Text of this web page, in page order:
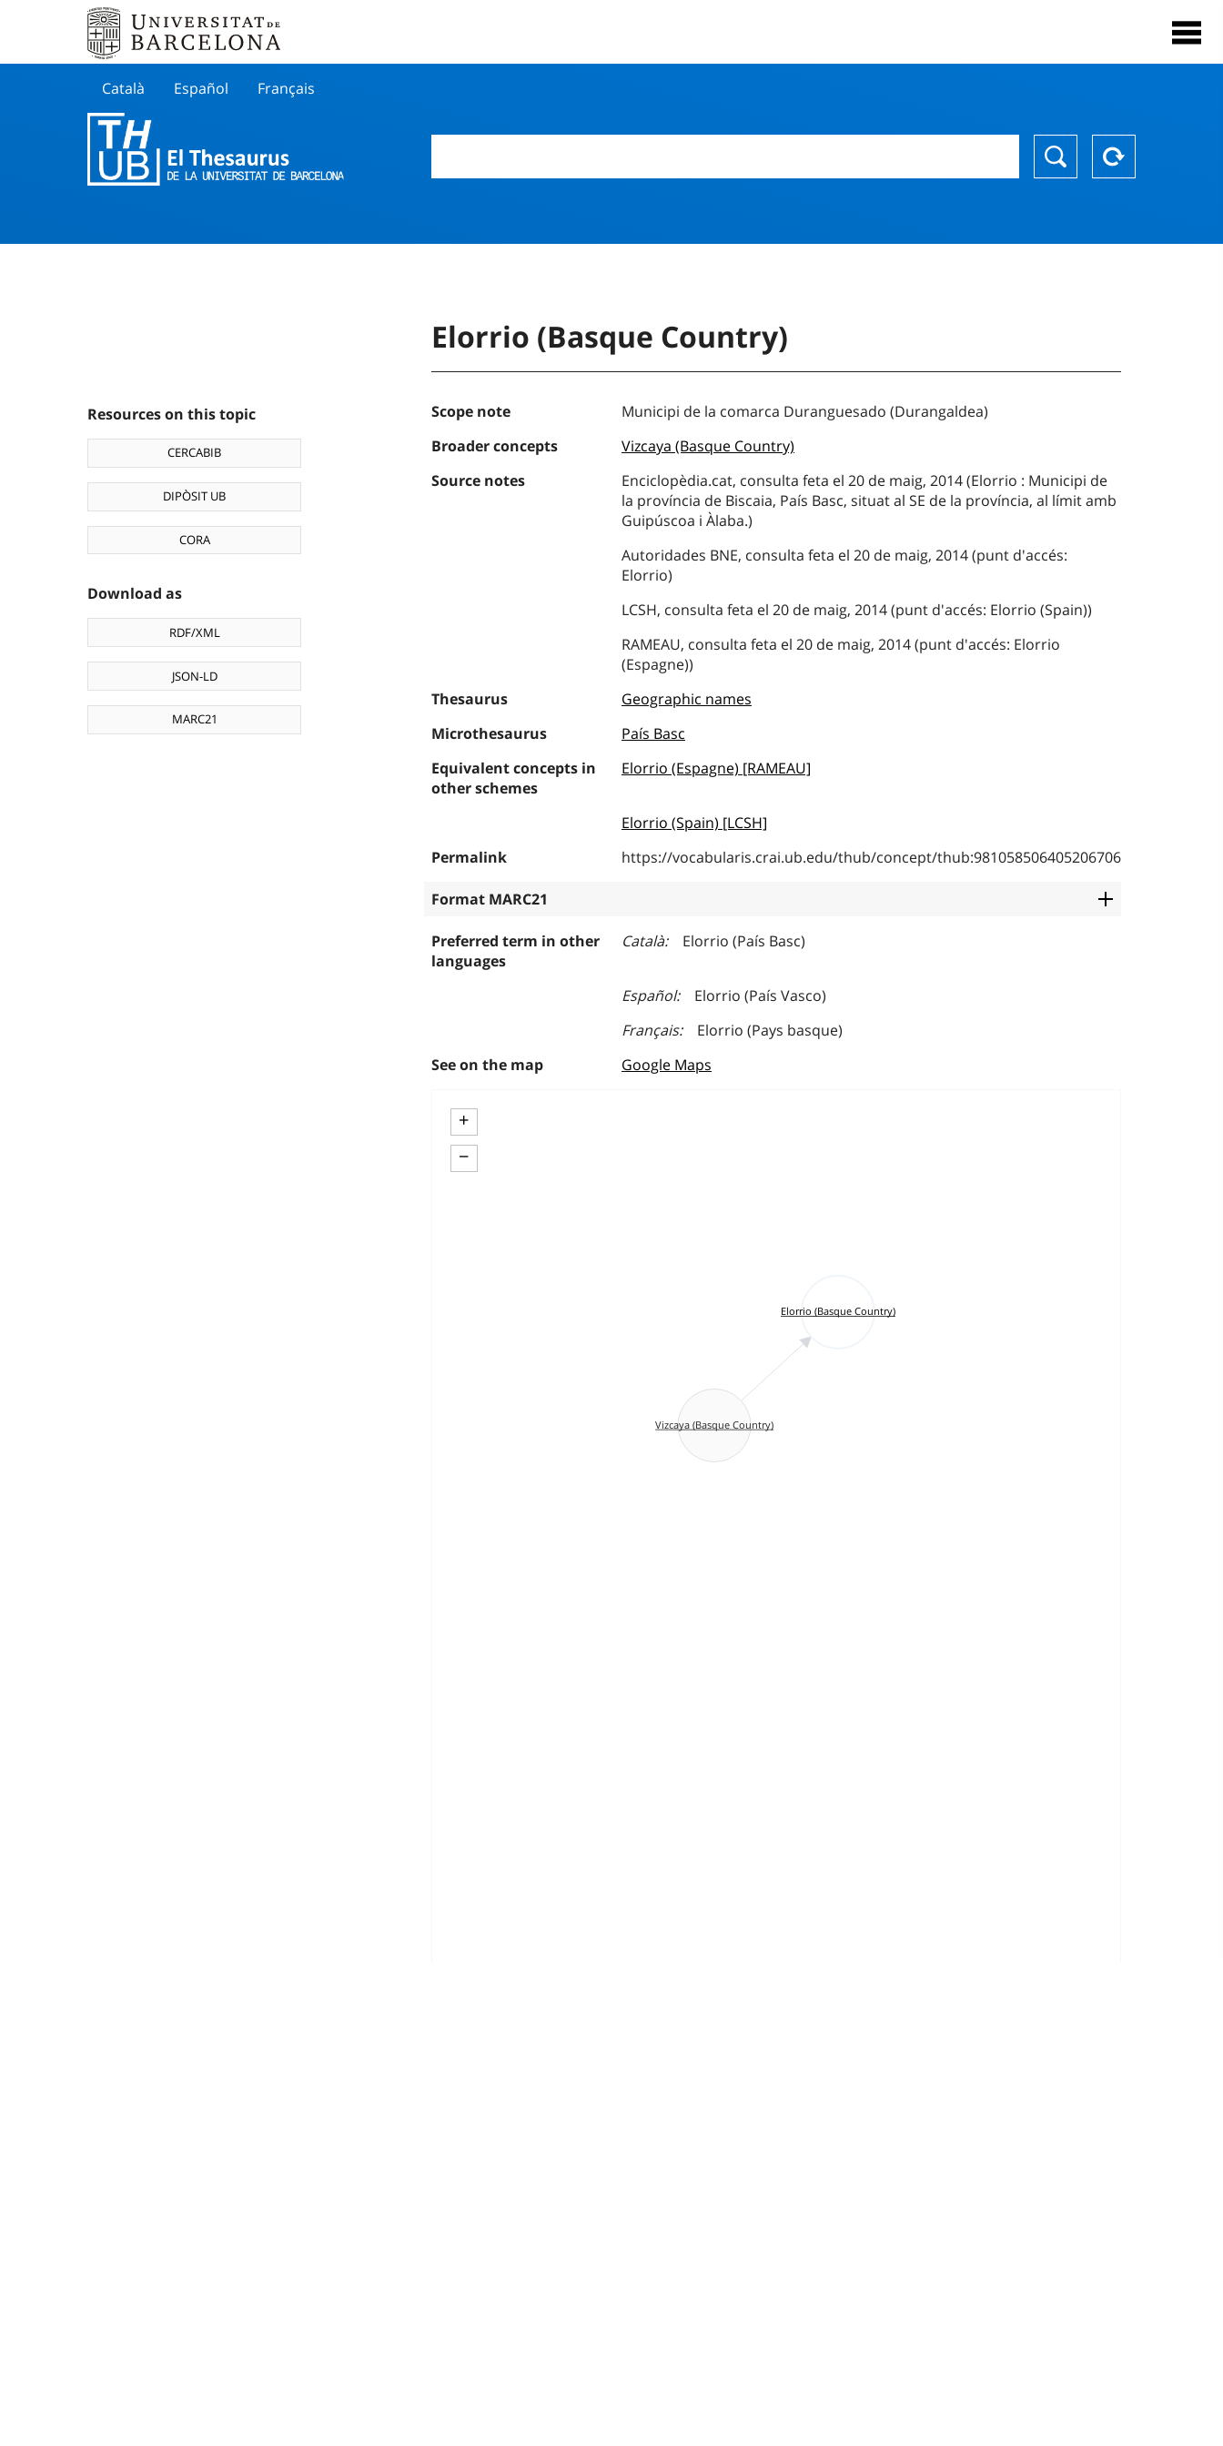
Català Español Français
Resources on this topic
CERCABIB
DIPÒSIT UB
CORA
Download as
RDF/XML
JSON-LD
MARC21
Elorrio (Basque Country)
Scope note
Municipi de la comarca Duranguesado (Durangaldea)
Broader concepts
Vizcaya (Basque Country)
Source notes
Enciclopèdia.cat, consulta feta el 20 de maig, 2014 (Elorrio : Municipi de
la província de Biscaia, País Basc, situat al SE de la província, al límit amb
Guipúscoa i Àlaba.)
Autoridades BNE, consulta feta el 20 de maig, 2014 (punt d'accés:
Elorrio)
LCSH, consulta feta el 20 de maig, 2014 (punt d'accés: Elorrio (Spain))
RAMEAU, consulta feta el 20 de maig, 2014 (punt d'accés: Elorrio
(Espagne))
Thesaurus
Geographic names
Microthesaurus
País Basc
Equivalent concepts in
other schemes
Elorrio (Espagne) [RAMEAU]
Elorrio (Spain) [LCSH]
Permalink
https://vocabularis.crai.ub.edu/thub/concept/thub:981058506405206706
Format MARC21
Preferred term in other
languages
Català Elorrio (País Basc)
Español
Elorrio (País Vasco)
Français
Elorrio (Pays basque)
See on the map
Google Maps
+
−
Elorrio (Basque Country)
Vizcaya (Basque Country)